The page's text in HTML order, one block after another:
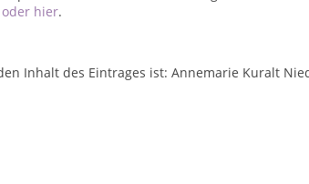
oder hier.
Inhalt des Eintrages ist: Annemarie Kuralt